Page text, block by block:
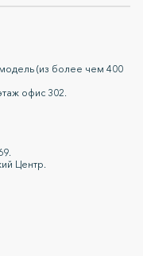
(из более чем 400
офис 302.
Центр.